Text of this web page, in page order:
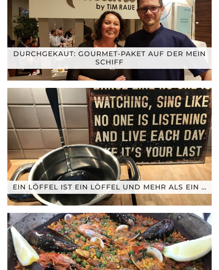
DURCHGEKAUT: GOURMET-PAKET AUF DER MEIN
SCHIFF
EIN LÖFFEL IST EIN LÖFFEL UND MEHR ALS EIN …